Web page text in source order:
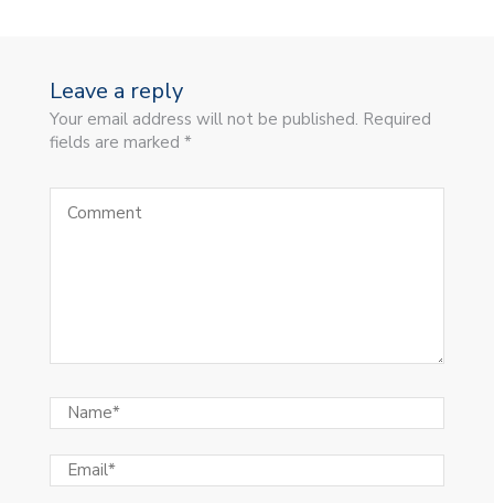
Leave a reply
Your email address will not be published. Required
fields are marked *